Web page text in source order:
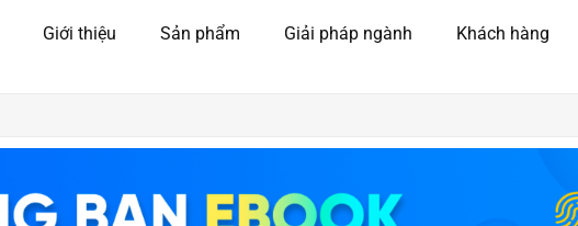
Giới thiệu Sản phẩm Giải pháp ngành Khách hàng